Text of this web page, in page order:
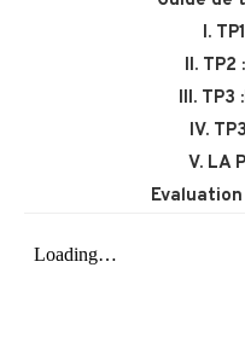
I.
II. TP2
III. TP3
IV.
V. LA